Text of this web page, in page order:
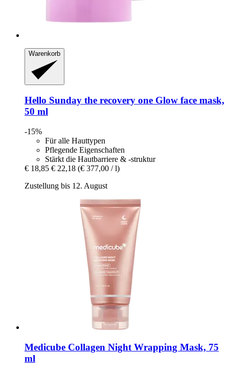
Warenkorb
Hello Sunday the recovery one Glow face mask,
50 ml
-15%
Für alle Hauttypen
Pflegende Eigenschaften
Stärkt die Hautbarriere & -struktur
€ 18,85 € 22,18 (€ 377,00 / l)
Zustellung bis 12. August
Medicube Collagen Night Wrapping Mask, 75
ml